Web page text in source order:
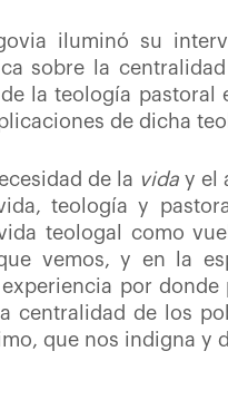
iluminó su
sobre la
la teología
de dicha
de la vida y el
teología y
teologal como
vemos, y en la
por
centralidad de los
que nos indigna y